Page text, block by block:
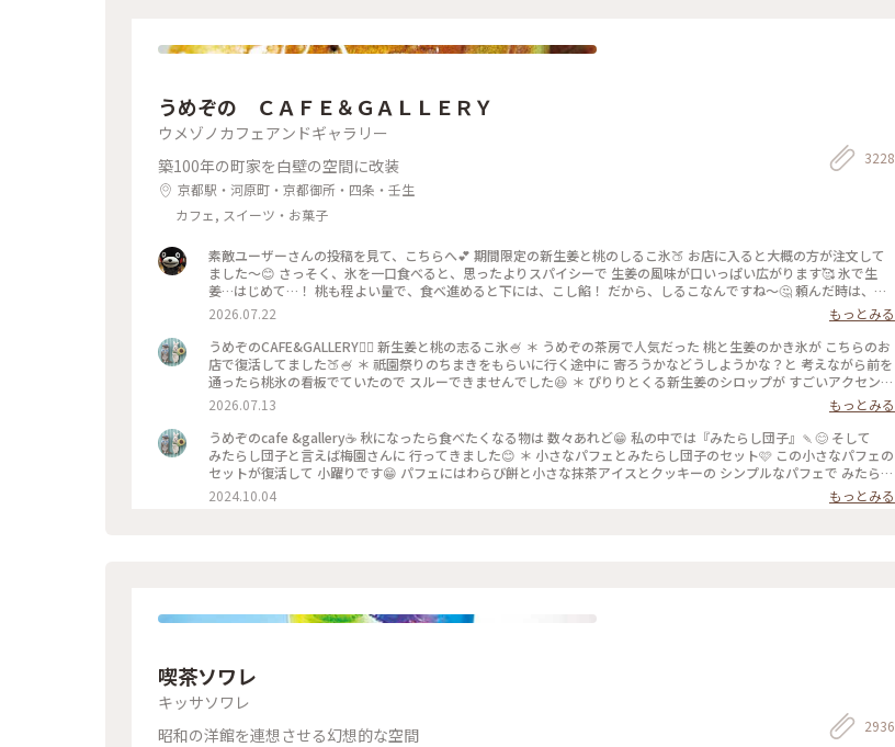
うめぞの ＣＡＦＥ＆ＧＡＬＬＥＲＹ
ウメゾノカフェアンドギャラリー
築100年の町家を白壁の空間に改装
京都駅・河原町・京都御所・四条・壬生
カフェ, スイーツ・お菓子
3228
素敵ユーザーさんの投稿を見て、こちらへ💕 期間限定の新生姜と桃のしるこ氷🍑 お店に入ると大概の方が注文して
ました〜😊 さっそく、氷を一口食べると、思ったよりスパイシーで 生姜の風味が口いっぱい広がります🥰 氷で生
姜…はじめて…！ 桃も程よい量で、食べ進めると下には、こし餡！ だから、しるこなんですね〜🤔 頼んだ時は、何
でだろうと思ったけど、なるほど〜です😘 この後も、山鉾巡りなので、あっという間に汗💦になるけど、 真夏に食
2026.07.22
もっとみる
うめぞのCAFE&GALLERY🏳️‍🌈 新生姜と桃の志るこ氷🍧 ＊ うめぞの茶房で人気だった 桃と生姜のかき氷が こちらのお
店で復活してました🍑🍧 ＊ 祇園祭りのちまきをもらいに行く途中に 寄ろうかなどうしようかな？と 考えながら前を
通ったら桃氷の看板でていたので スルーできませんでした😆 ＊ ぴりりとくる新生姜のシロップが すごいアクセント
になって🫚 合間合間にみずみずしい桃のスライスを いただきます🍑 ちょっと見えづらいですが 中にはもっちり白玉
と そしてこし餡が入っているので 最後には、しるこ氷としていただきました😊 ＊ 人気かき氷だけに🍧 私が最後の
一杯だったようで 注文したあとにすぐに看板が引き上げられました💦 後からくる人くる人残念がっておられたので
（先注文のレジ横の席でした） 暑い中を目当てに来て🍑なかった時の衝撃を 考えたら、食べられて本当に幸せでし
た😊 ＊ ギャラリーでは風鈴展が🎐 陶器のブルーのかわいい風鈴たちでした😊 #京都カフェ #かき氷 #桃活 #うめ
2026.07.13
もっとみる
うめぞのcafe &gallery☕️ 秋になったら食べたくなる物は 数々あれど😁 私の中では『みたらし団子』🍡😊 そして
みたらし団子と言えば梅園さんに 行ってきました😊 ＊ 小さなパフェとみたらし団子のセット🩷 この小さなパフェの
セットが復活して 小躍りです😁 パフェにはわらび餅と小さな抹茶アイスとクッキーの シンプルなパフェで みたらし
団子な合間に食べると 相乗効果でとっても美味しいです😊 もちもちで焦げ目が香ばしい 蜜がたっぷりのみたらし団
子はやっぱり 美味しかったです🩷 ＊ 投稿の度に言っているような気もしますが 同じ梅園さんでも三条店は行列出来
2024.10.04 もっとみる
喫茶ソワレ
キッサソワレ
昭和の洋館を連想させる幻想的な空間
2936